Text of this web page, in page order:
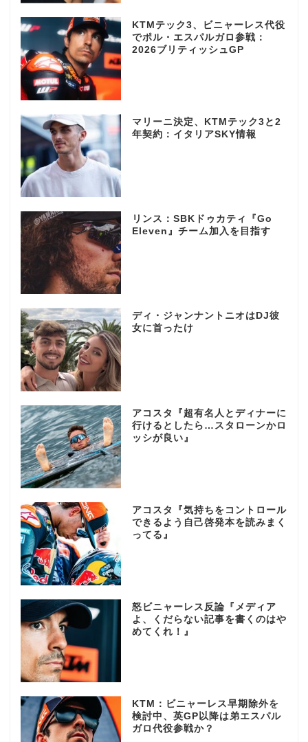
KTMテック3、ビニャーレス代役
でポル・エスパルガロ参戦：
2026ブリティッシュGP
マリーニ決定、KTMテック3と2
年契約：イタリアSKY情報
リンス：SBKドゥカティ『Go
Eleven』チーム加入を目指す
ディ・ジャンナントニオはDJ彼
女に首ったけ
アコスタ『超有名人とディナーに
行けるとしたら…スタローンかロ
ッシが良い』
アコスタ『気持ちをコントロール
できるよう自己啓発本を読みまく
ってる』
怒ビニャーレス反論『メディア
よ、くだらない記事を書くのはや
めてくれ！』
KTM：ビニャーレス早期除外を
検討中、英GP以降は弟エスパル
ガロ代役参戦か？